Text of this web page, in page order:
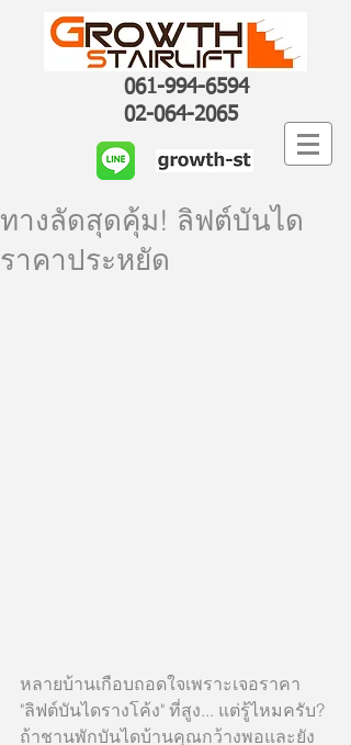
061-994-6594
02-064-2065
ทางลัดสุดคุ้ม! ลิฟต์บันได
ราคาประหยัด
หลายบ้านเกือบถอดใจเพราะเจอราคา
"ลิฟต์บันไดรางโค้ง" ที่สูง... แต่รู้ไหมครับ?
ถ้าชานพักบันไดบ้านคุณกว้างพอและยัง